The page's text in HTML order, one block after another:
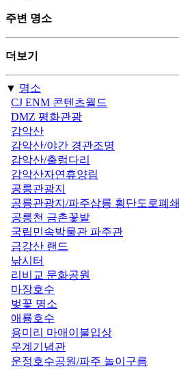
주변 명소
더보기
▼ 명소
CJ ENM 콘텐츠월드
DMZ 평화관광
감악산
감악산/야간 경관조명
감악산/출렁다리
감악산자연휴양림
공릉관광지
공릉관광지/파주삼릉 횡단도로폐쇄
공릉천 금촌꽃밭
국립민속박물관 파주관
금강산 랜드
낚시터
리비교 문화공원
마장호수
벚꽃 명소
애룡호수
용미리 마애이불입상
우계기념관
운정호수공원/파주 놀이구름